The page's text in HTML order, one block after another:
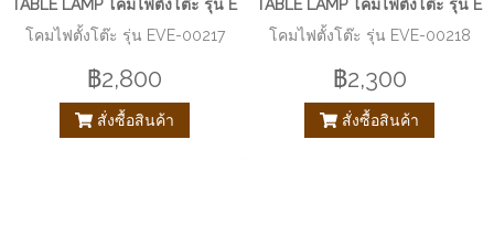
TABLE LAMP โคมไฟตั้งโต๊ะ รุ่น EVE-00217
โคมไฟตั้งโต๊ะ รุ่น EVE-00217
฿2,800
สั่งซื้อสินค้า
TABLE LAMP โคมไฟตั้งโต๊ะ รุ่น
โคมไฟตั้งโต๊ะ รุ่น EVE-00218
฿2,300
สั่งซื้อสินค้า